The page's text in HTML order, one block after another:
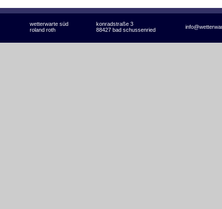
wetterwarte süd konradstraße 3
roland roth 88427 bad schussenried